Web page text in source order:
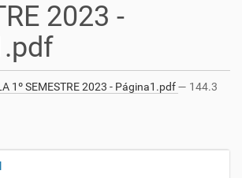
2023 -
1º SEMESTRE 2023 - Página1.pdf— 144.3